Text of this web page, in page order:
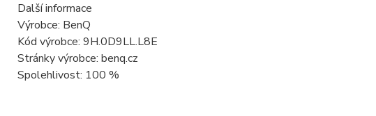
Další informace
Výrobce: BenQ
Kód výrobce: 9H.0D9LL.L8E
Stránky výrobce: benq.cz
Spolehlivost: 100 %